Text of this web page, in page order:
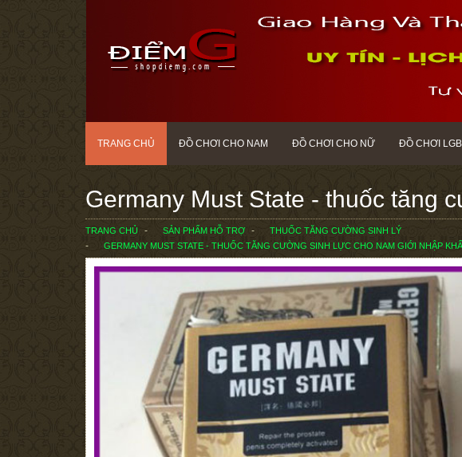
TRANG CHỦ ĐỒ CHƠI CHO NAM ĐỒ CHƠI CHO NỮ ĐỒ CHƠI
Germany Must State - thuốc tăng
TRANG CHỦ SẢN PHẨM HỖ TRỢ
THUỐC TĂNG CƯỜNG SINH LÝ
GERMANY MUST STATE - THUỐC TĂNG CƯỜNG SINH LỰC CHO NAM GIỚI NHẬP